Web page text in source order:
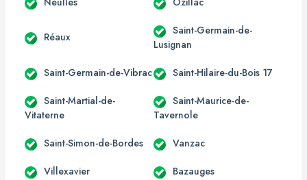
Réaux
Saint-Germain-de-
Lusignan
Saint-Germain-de-Vibrac Saint-Hilaire-du-Bois 17
Saint-Martial-de-
Vitaterne
Saint-Maurice-de-
Tavernole
Saint-Simon-de-Bordes Vanzac
Villexavier Bazauges